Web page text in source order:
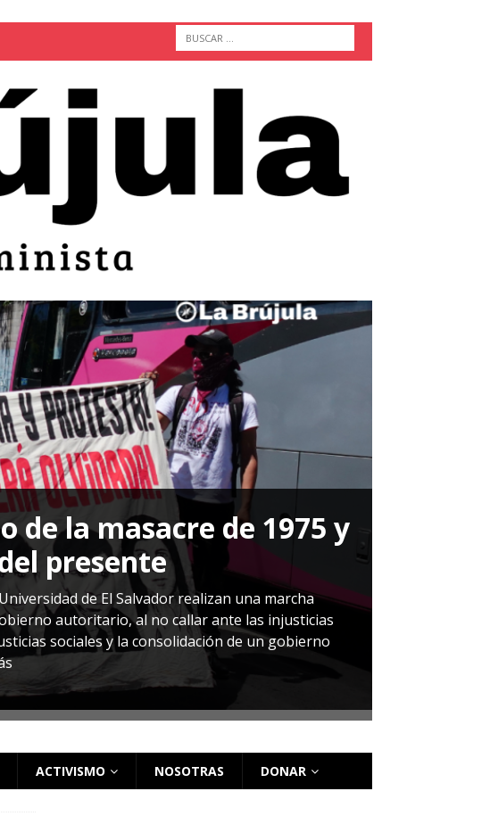
de
de la masacre de 1975 y
presente
de El Salvador realizan una marcha
autoritario, al no callar ante las injusticias
sociales y la consolidación de un gobierno
ACTIVISMO NOSOTRAS DONAR